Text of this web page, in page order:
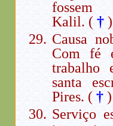
fossem
Kalil. († )
Causa
Com fé
trabalho
santa
Pires. († )
Serviço